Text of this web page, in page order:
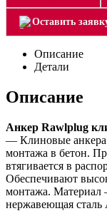
Оставить
Описание
Детали
Описание
Анкер Rawlplug
— Клиновые анкера
монтажа в бетон.
втягивается в
Обеспечивают
монтажа. Материал
нержавеющая